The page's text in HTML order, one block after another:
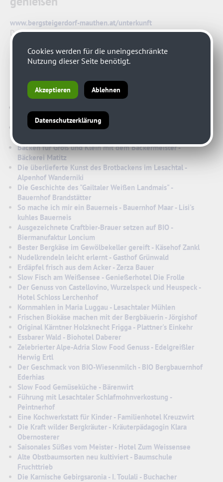
www.bergsteigerdorf-mauthen.at/unterkunft
Dein Urlaub im Bergsteigerdorf Mauthen
für Einheimische und Gäste
Tuffbad
BIO-Schafsmilchspezialitäten selber machen - Bio Hof Echt
Backen für Groß und Klein mit dem Bäckermeister -
Bäckerei Matitz
Die überlieferte Kunst des Brotbackens im Lesachtal -
Alpenhof Wanderniki
Die Geschichte des "Gailtaler Weißen Landmais" -
Bauernhof Brandstätter
So mache ich mir ein Bauerneis - Bauernhof Maar - Lisi's
kuhles Bauerneis
Ausgezeichnete Craftbier-Brauer setzen auf BIO -
Biermanufaktur Loncium
Bester Bergkäse im Gewölbekeller gereift - Käsehof Zankl
Nudelkrendeln leicht erlernt - Gasthof Grünwald
Erdäpfel frisch aus dem Acker - Zerza Bauer
Slow Fisch am Weißensee - Genießerhotel Die Frolle
Der Genuss von Castellovino, Wurzelspeck und Heuspeck -
Hotel Schloss Lerchenhof
Kornmahlen in Maria Luggau - Lesachtaler Mühlen
Frischen Biokäse machen mit der Bergbäuerin - Jörgishof
Original Kärntner Holzknecht Frigga - Plattner's Einkehr
Essbarer Wald - Biohotel Daberer
Zelebrierter Alpe-Adria Slow Food Genuss - Edelgreißler
Herwig Ertl
Der Geschmack von BIO-Wiesenmilch - BIO Bergbauernhof
Ederhias
Slow Food Gemüseküche - Bärenwirt
Führung mit Lesachtaler Schlafmohnverkostung -
Peintnerhof
Eine Kochwerkstatt für Kinder - Familienhotel Kreuzwirt
Die Kraft wilder Bergkräuter - Kräuterpädagogin Klara
Obernosterer
Saisonales Süßes vom Meister - Hotel Zum Weissensee
Alte Obstbaumsorten neu kultiviert - Baumschule
Fruchttrieb
Die Karnische Gebirgsaronia - I. Toulali - Buchacher
Cookies werden für die uneingeschränkte
Nutzung dieser Seite benötigt.
Akzeptieren Ablehnen
Datenschutzerklärung